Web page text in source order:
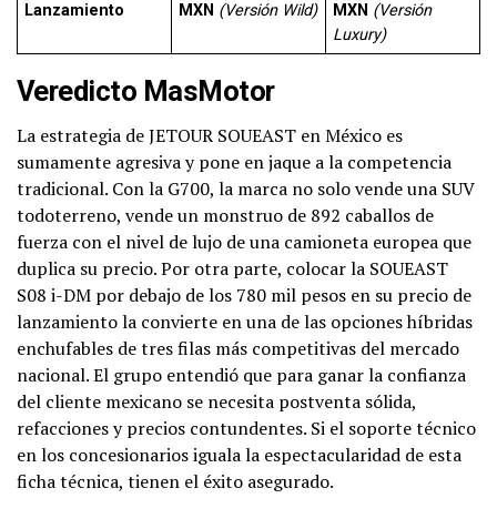
Lanzamiento
MXN (Versión Wild)
MXN (Versión
Luxury)
Veredicto MasMotor
La estrategia de JETOUR SOUEAST en México es
sumamente agresiva y pone en jaque a la competencia
tradicional. Con la G700, la marca no solo vende una SUV
todoterreno, vende un monstruo de 892 caballos de
fuerza con el nivel de lujo de una camioneta europea que
duplica su precio. Por otra parte, colocar la SOUEAST
S08 i-DM por debajo de los 780 mil pesos en su precio de
lanzamiento la convierte en una de las opciones híbridas
enchufables de tres filas más competitivas del mercado
nacional. El grupo entendió que para ganar la confianza
del cliente mexicano se necesita postventa sólida,
refacciones y precios contundentes. Si el soporte técnico
en los concesionarios iguala la espectacularidad de esta
ficha técnica, tienen el éxito asegurado.